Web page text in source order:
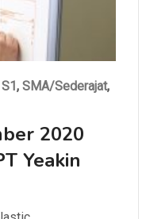
S1, SMA/Sederajat,
2020
Yeakin